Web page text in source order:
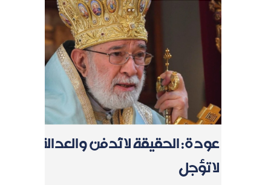
عودة: الحقيقة لا تُدفن والعدالة
لا تؤجل